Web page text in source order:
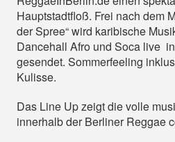
Hauptstadtfloß. Frei nach dem
der Spree“ wird karibische
Dancehall Afro und Soca live
gesendet. Sommerfeeling
Kulisse.
Das Line Up zeigt die volle
innerhalb der Berliner Reggae